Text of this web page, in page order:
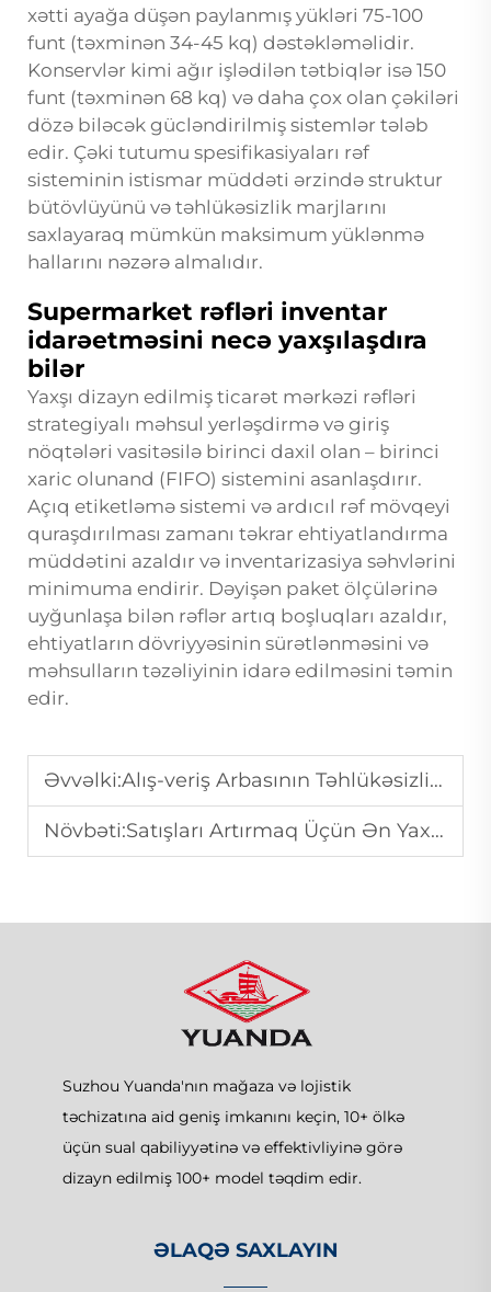
xətti ayağa düşən paylanmış yükləri 75-100
funt (təxminən 34-45 kq) dəstəkləməlidir.
Konservlər kimi ağır işlədilən tətbiqlər isə 150
funt (təxminən 68 kq) və daha çox olan çəkiləri
dözə biləcək gücləndirilmiş sistemlər tələb
edir. Çəki tutumu spesifikasiyaları rəf
sisteminin istismar müddəti ərzində struktur
bütövlüyünü və təhlükəsizlik marjlarını
saxlayaraq mümkün maksimum yüklənmə
hallarını nəzərə almalıdır.
Supermarket rəfləri inventar
idarəetməsini necə yaxşılaşdıra
bilər
Yaxşı dizayn edilmiş ticarət mərkəzi rəfləri
strategiyalı məhsul yerləşdirmə və giriş
nöqtələri vasitəsilə birinci daxil olan – birinci
xaric olunand (FIFO) sistemini asanlaşdırır.
Açıq etiketləmə sistemi və ardıcıl rəf mövqeyi
quraşdırılması zamanı təkrar ehtiyatlandırma
müddətini azaldır və inventarizasiya səhvlərini
minimuma endirir. Dəyişən paket ölçülərinə
uyğunlaşa bilən rəflər artıq boşluqları azaldır,
ehtiyatların dövriyyəsinin sürətlənməsini və
məhsulların təzəliyinin idarə edilməsini təmin
edir.
Əvvəlki:Alış-veriş Arbasının Təhlükəsizliyi: Perakendə Satıcıların Bilməli Olduqları
Növbəti:Satışları Artırmaq Üçün Ən Yaxşı Rəf Planlaşdırma Strategiyaları
Suzhou Yuanda'nın mağaza və lojistik
təchizatına aid geniş imkanını keçin, 10+ ölkə
üçün sual qabiliyyətinə və effektivliyinə görə
dizayn edilmiş 100+ model təqdim edir.
ƏLAQƏ SAXLAYIN